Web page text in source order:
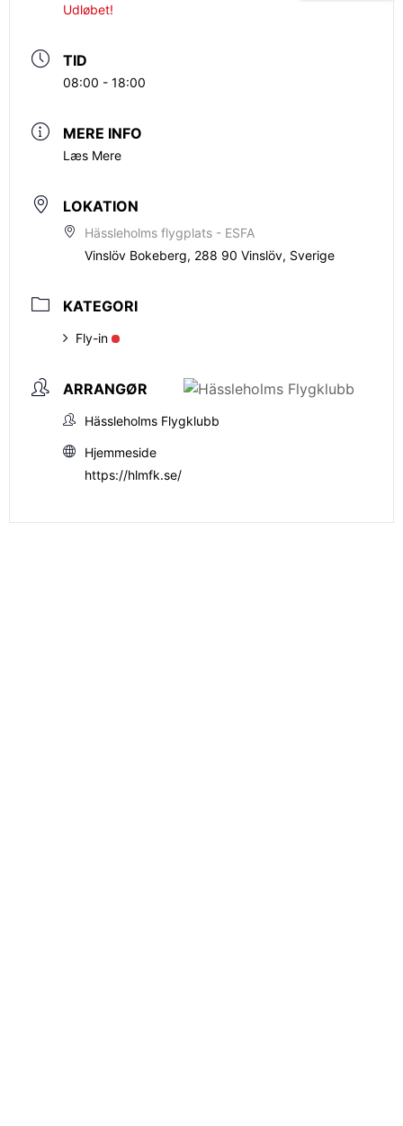
Udløbet!
TID
08:00 - 18:00
MERE INFO
Læs Mere
LOKATION
Hässleholms flygplats - ESFA
Vinslöv Bokeberg, 288 90 Vinslöv, Sverige
KATEGORI
Fly-in
ARRANGØR
Hässleholms Flygklubb
Hjemmeside
https://hlmfk.se/